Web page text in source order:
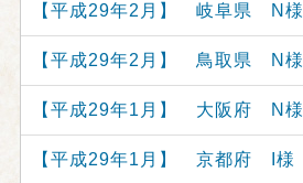
【平成29年2月】 岐阜県 N様
【平成29年2月】 鳥取県 N様
【平成29年1月】 大阪府 N様
【平成29年1月】 京都府 I様